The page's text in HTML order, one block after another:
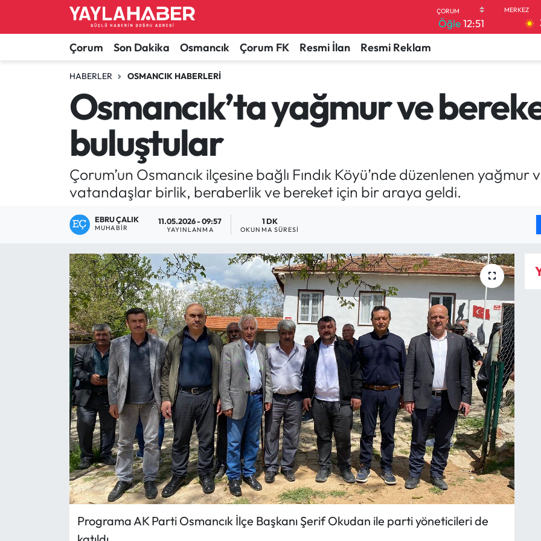
Öğle12:51
Çorum Son Dakika Osmancık Çorum FK Resmi İlan Resmi Reklam
HABERLER OSMANCIK HABERLERI
Osmancık’ta yağmur ve
buluştular
Çorum’un Osmancık ilçesine bağlı Fındık Köyü’nde düzenlenen yağmur
vatandaşlar birlik, beraberlik ve bereket için bir araya geldi.
EBRU ÇALIK
MUHABIR
11.05.2026 - 09:57
YAYINLANMA
1 DK
OKUNMA SÜRESI
Programa AK Parti Osmancık İlçe Başkanı Şerif Okudan ile parti yöneticileri de
Alaca Haberleri
Bayat Haberleri
Bilgi - Keşfet Haberleri
Bilim ve Teknoloji
Boğazkale Haberleri
Çorum Haberleri
Çorum Son Dakika Haberleri
Dodurga Haberleri
Ekonomi
İskilip Haberleri
Kargı Haberleri
Kimdir?
Kültür Sanat
Laçin Haberleri
Çorum Nöbetçi Eczaneler
Çorum Hava Durumu
Çorum Namaz Vakitleri
Çorum Trafik Yoğunluk Haritası
TFF 1.Lig Puan Durumu ve Fikstür
Tüm Manşetler
Son Dakika Haberleri
Haber Arşivi